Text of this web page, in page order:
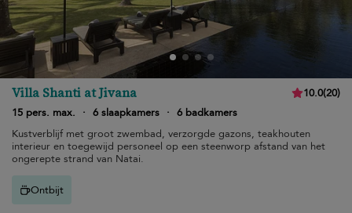
Villa Shanti at Jivana 10.0(20)
15 pers. max.
· 6 slaapkamers · 6 badkamers
Kustverblijf met groot zwembad, verzorgde gazons, teakhouten
interieur en toegewijd personeel op een steenworp afstand van het
ongerepte strand van Natai.
Ontbijt